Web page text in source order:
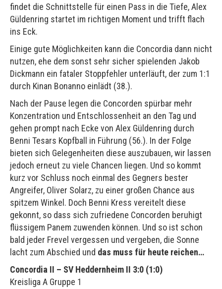
findet die Schnittstelle für einen Pass in die Tiefe, Alex
Güldenring startet im richtigen Moment und trifft flach
ins Eck.
Einige gute Möglichkeiten kann die Concordia dann nicht
nutzen, ehe dem sonst sehr sicher spielenden Jakob
Dickmann ein fataler Stoppfehler unterläuft, der zum 1:1
durch Kinan Bonanno einlädt (38.).
Nach der Pause legen die Concorden spürbar mehr
Konzentration und Entschlossenheit an den Tag und
gehen prompt nach Ecke von Alex Güldenring durch
Benni Tesars Kopfball in Führung (56.). In der Folge
bieten sich Gelegenheiten diese auszubauen, wir lassen
jedoch erneut zu viele Chancen liegen. Und so kommt
kurz vor Schluss noch einmal des Gegners bester
Angreifer, Oliver Solarz, zu einer großen Chance aus
spitzem Winkel. Doch Benni Kress vereitelt diese
gekonnt, so dass sich zufriedene Concorden beruhigt
flüssigem Panem zuwenden können. Und so ist schon
bald jeder Frevel vergessen und vergeben, die Sonne
lacht zum Abschied und das muss für heute reichen…
Concordia II – SV Heddernheim II 3:0 (1:0)
Kreisliga A Gruppe 1